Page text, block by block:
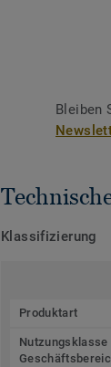
Bleiben
Klassifizierung
Produktart
Nutzungsklasse